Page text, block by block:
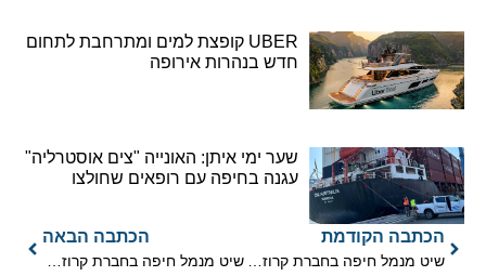
UBER קופצת למים ומתרחבת לתחום
חדש בנהרות אירופה
שער ימי איתן: האונייה "צים אוסטרליה"
עגנה בחיפה עם רופאים שחולצו
הכתבה הקודמת
שיט מנמל חיפה בחברת קרוזים יוקרתית
הכתבה הבאה
שיט מנמל חיפה בחברת קרוזים יוקרתית